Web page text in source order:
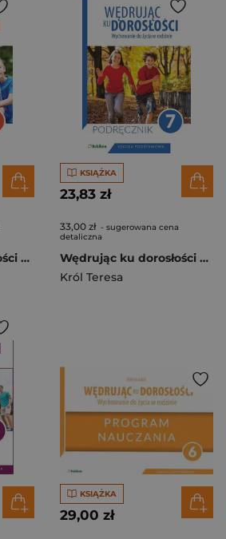
Wędrując ku dorosłości Wychowanie do życia w rodzinie Podręcznik dla klasy 4 szkoły podstawowej
KSIĄŻKA
23,83 zł
33,00 zł - sugerowana cena
detaliczna
Wędrując ku dorosłości Wychowanie do życia w rodzinie Podręcznik dla klasy 7 szkoły podstawowej
Król Teresa
KSIĄŻKA
29,00 zł